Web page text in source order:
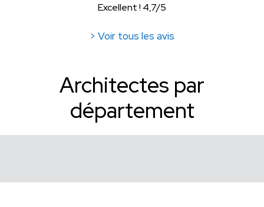
Excellent ! 4,7/5
> Voir tous les avis
Architectes par
département